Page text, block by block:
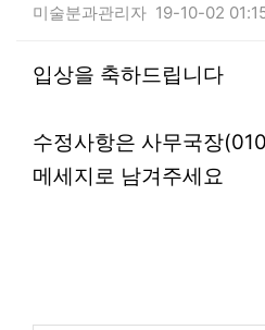
미술분과관리자 19-10-02
본문
입상을 축하드립니다
수정사항은 사무국장
메세지로 남겨주세요